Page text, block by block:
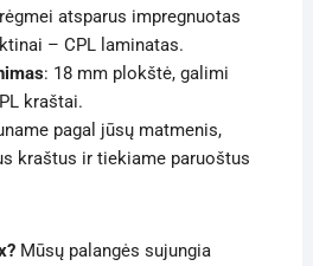
atsparus impregnuotas
– CPL laminatas.
: 18 mm plokštė, galimi
kraštai.
pagal jūsų matmenis,
kraštus ir tiekiame paruoštus
Mūsų palangės sujungia